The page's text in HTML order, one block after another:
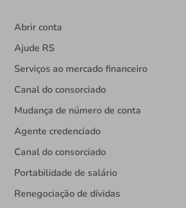
Abrir conta
Ajude RS
Serviços ao mercado financeiro
Canal do consorciado
Mudança de número de conta
Agente credenciado
Canal do consorciado
Portabilidade de salário
Renegociação de dívidas